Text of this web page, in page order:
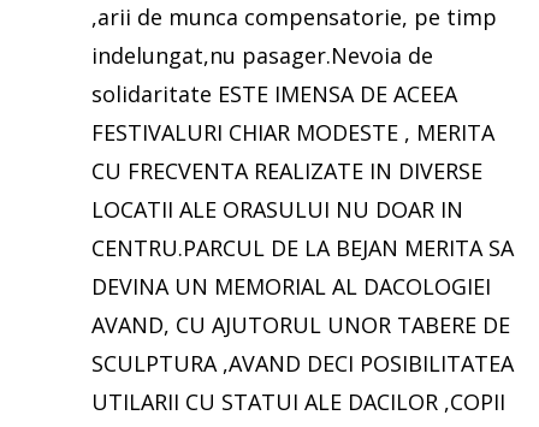
,arii de munca compensatorie, pe timp
indelungat,nu pasager.Nevoia de
solidaritate ESTE IMENSA DE ACEEA
FESTIVALURI CHIAR MODESTE , MERITA
CU FRECVENTA REALIZATE IN DIVERSE
LOCATII ALE ORASULUI NU DOAR IN
CENTRU.PARCUL DE LA BEJAN MERITA SA
DEVINA UN MEMORIAL AL DACOLOGIEI
AVAND, CU AJUTORUL UNOR TABERE DE
SCULPTURA ,AVAND DECI POSIBILITATEA
UTILARII CU STATUI ALE DACILOR ,COPII